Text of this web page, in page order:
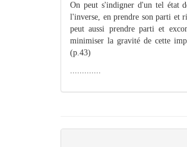
On peut s'indigner d'un tel état
l'inverse, en prendre son parti et
peut aussi prendre parti et
minimiser la gravité de cette
(p.43)
.............